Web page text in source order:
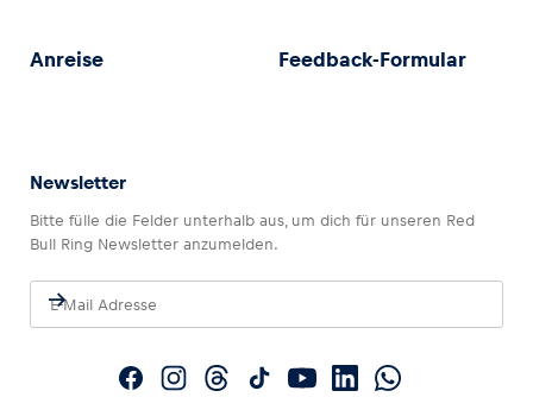
Anreise Feedback-Formular
Newsletter
Bitte fülle die Felder unterhalb aus, um dich für unseren Red
Bull Ring Newsletter anzumelden.